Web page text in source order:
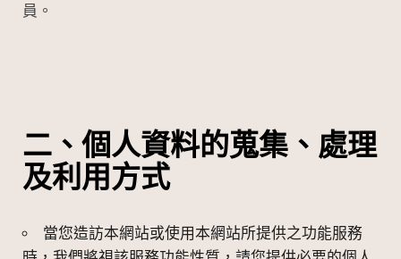
員。
二、個人資料的蒐集、處理
及利用方式
當您造訪本網站或使用本網站所提供之功能服務